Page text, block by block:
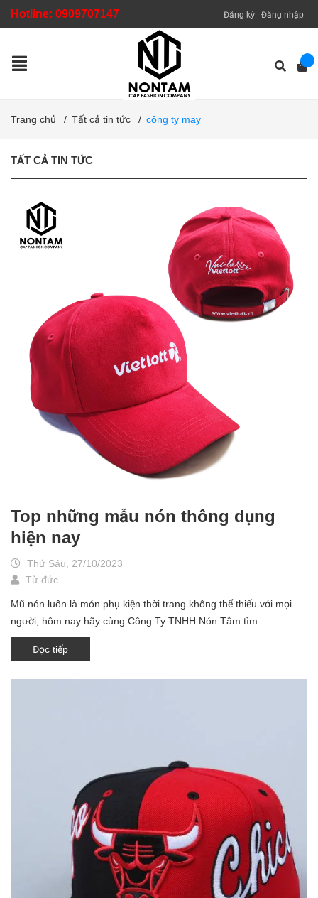
Hotline: 0909707147 Đăng ký Đăng nhập
Trang chủ / Tất cả tin tức / công ty may
TẤT CẢ TIN TỨC
Top những mẫu nón thông dụng
hiện nay
Thứ Sáu, 27/10/2023
Từ đức
Mũ nón luôn là món phụ kiện thời trang không thể thiếu với mọi
người, hôm nay hãy cùng Công Ty TNHH Nón Tâm tìm...
Đọc tiếp